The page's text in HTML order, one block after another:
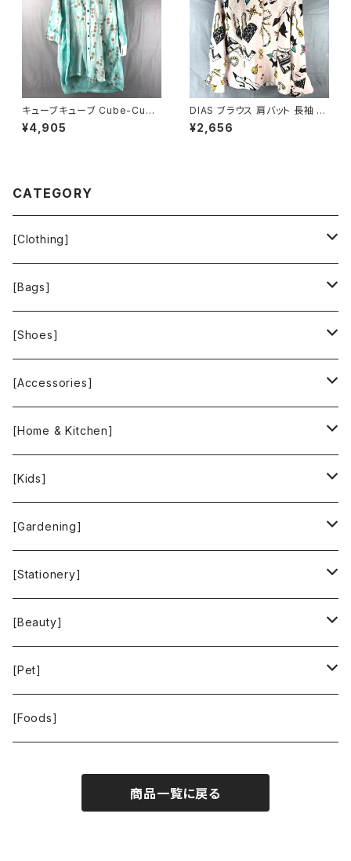
キューブキューブ Cube-Cube
シャツ チュニック 七分袖 綿10
0％ 水玉柄 青緑系 40サイズ 9
¥4,905
DIAS ブラウス 肩バット 長袖 袖
フリル 金ボタン 東京ブラウス ア
クセサリー柄 タグ付き ピンク バ
¥2,656
CATEGORY
[Clothing]
Krochet Kids International
[Bags]
BAGGU
FOOD TEXTILE
INCASE
People Tree
[Shoes]
TOMS
[Accessories]
ALEX AND ANI
Feliz
Green Time
SKY LIMIT
KUSKA
[Home & Kitchen]
Bee Eco Wraps
CLOUDY
Francis+Dale
KAFFEEFORM
La Bontazza
THE TOKYO CORK
24BOTTLES
[Kids]
Mastro Geppetto
[Gardening]
gardens
If You Care
Root Pouch
URBAN GREEN MAKERS
[Stationery]
MOTHER FOREST
[Beauty]
STOP THE WATER WHILE USING ME!
[Pet]
WOLFGANG MAN ＆ BEAST
[Foods]
商品一覧に戻る